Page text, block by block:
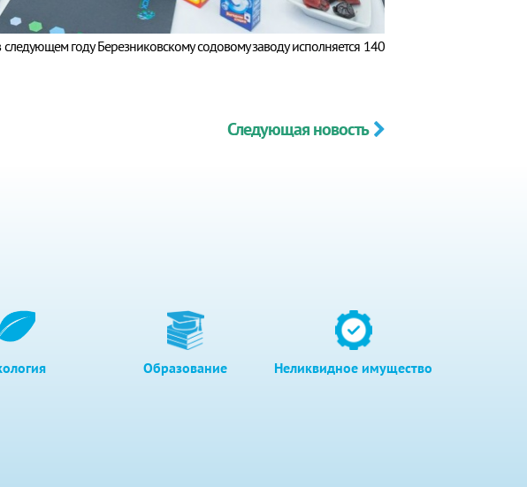
году Березниковскому содовому заводу исполняется 140
Следующая новость
Образование Неликвидное имущество